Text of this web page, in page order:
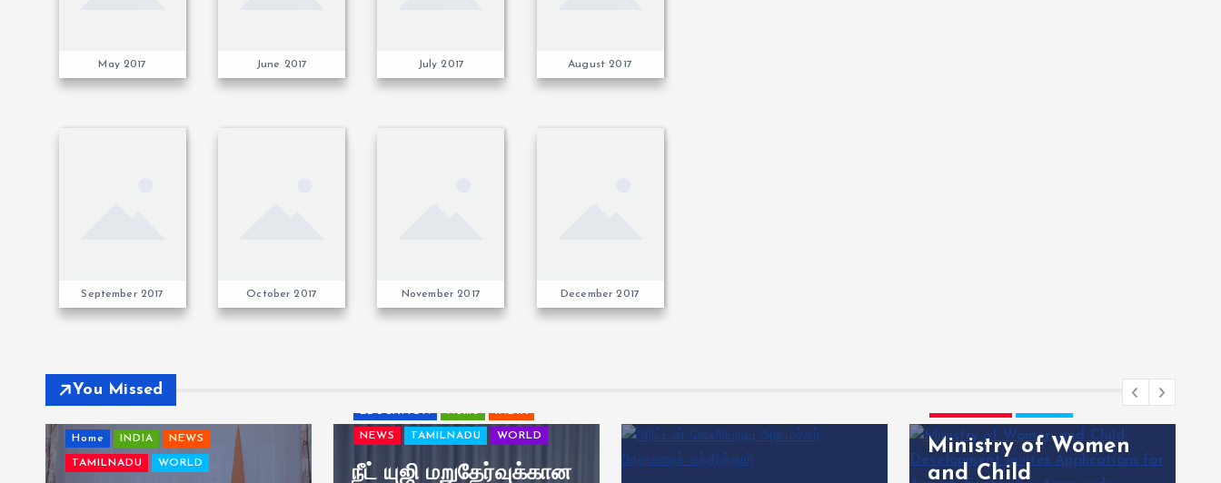
May 2017 June 2017 July 2017 August 2017
September 2017 October 2017 November 2017 December 2017
You Missed
Home INDIA NEWS
TAMILNADU WORLD
EDUCATION Home INDIA
NEWS TAMILNADU WORLD
நீட் யுஜி மறுதேர்வுக்கான
Ministry of Women
and Child